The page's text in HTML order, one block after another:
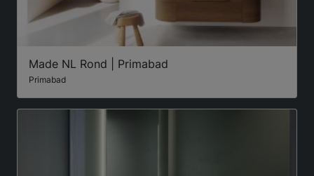
Made NL Rond | Primabad
Primabad